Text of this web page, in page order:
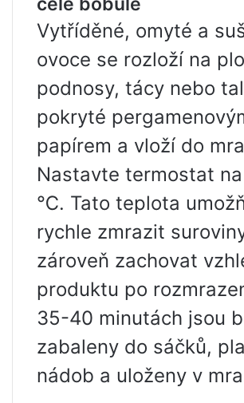
Vytříděné, omyté a
ovoce se rozloží na
podnosy, tácy nebo
pokryté
papírem a vloží do
Nastavte termostat
℃. Tato teplota
rychle zmrazit
zároveň zachovat
produktu po
35-40 minutách jsou
zabaleny do sáčků,
nádob a uloženy v